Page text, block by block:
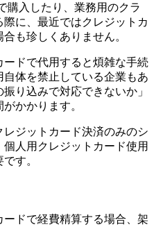
購入したり、業務用のクラ
に、最近ではクレジットカ
も珍しくありません。
ドで代用すると煩雑な手続
体を禁止している企業もあ
り込みで対応できないか」
かかります。
ジットカード決済のみのシ
人用クレジットカード使用
す。
ドで経費精算する場合、架